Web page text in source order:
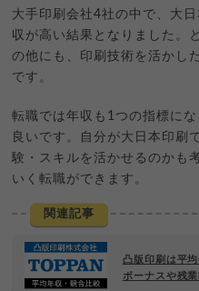
大手印刷会社4社の中で、大
収が高い結果となりました。
の他にも、印刷技術を活かし
です。
転職では年収も1つの指標に
良いです。自分が大日本印刷
験・スキルを活かせるのかも
いく転職ができます。
関連記事
凸版印刷は平
ボーナスや残